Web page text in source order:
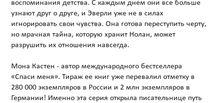
воспоминания детства. С каждым днем они все больше
узнают друг о друге, и Эверли уже не в силах
игнорировать свои чувства. Она готова переступить черту,
но мрачная тайна, которую хранит Нолан, может
разрушить их отношения навсегда.
Мона Кастен - автор международного бестселлера
«Спаси меня». Тираж ее книг уже перевалил отметку в
280 000 экземпляров в России и 2 млн экземпляров в
Германии! Именно эта серия открыла писательнице путь